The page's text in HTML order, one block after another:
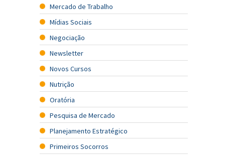
Mercado de Trabalho
Mídias Sociais
Negociação
Newsletter
Novos Cursos
Nutrição
Oratória
Pesquisa de Mercado
Planejamento Estratégico
Primeiros Socorros